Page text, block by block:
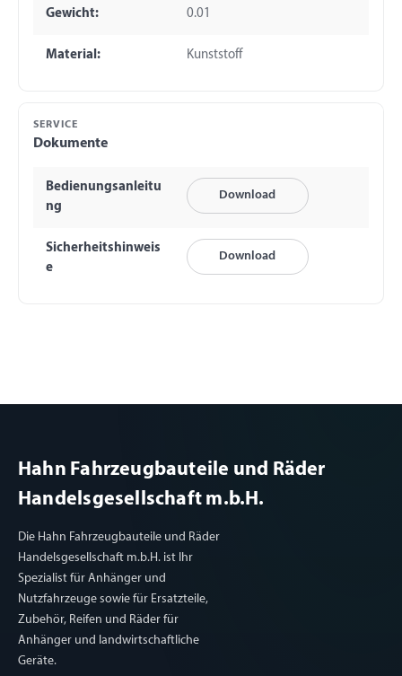
Gewicht: 0.01
Material: Kunststoff
SERVICE
Dokumente
Bedienungsanleitu
ng
Download
Sicherheitshinweis
e
Download
Hahn Fahrzeugbauteile und Räder
Handelsgesellschaft m.b.H.
Die Hahn Fahrzeugbauteile und Räder
Handelsgesellschaft m.b.H. ist Ihr
Spezialist für Anhänger und
Nutzfahrzeuge sowie für Ersatzteile,
Zubehör, Reifen und Räder für
Anhänger und landwirtschaftliche
Geräte.